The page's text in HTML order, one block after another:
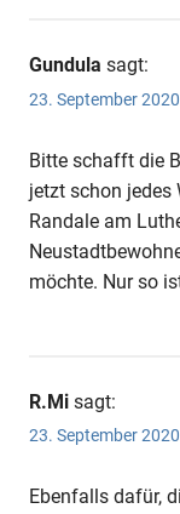
Gundula sagt:
23. September
Bitte schafft die
jetzt schon jedes
Randale am
möchte. Nur so
R.Mi sagt:
23. September
Ebenfalls dafür,